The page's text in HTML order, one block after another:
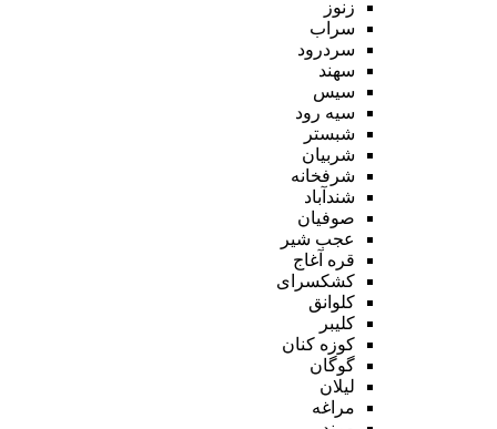
زنوز
سراب
سردرود
سهند
سیس
سیه رود
شبستر
شربیان
شرفخانه
شندآباد
صوفیان
عجب شیر
قره آغاج
کشکسرای
کلوانق
کلیبر
کوزه کنان
گوگان
لیلان
مراغه